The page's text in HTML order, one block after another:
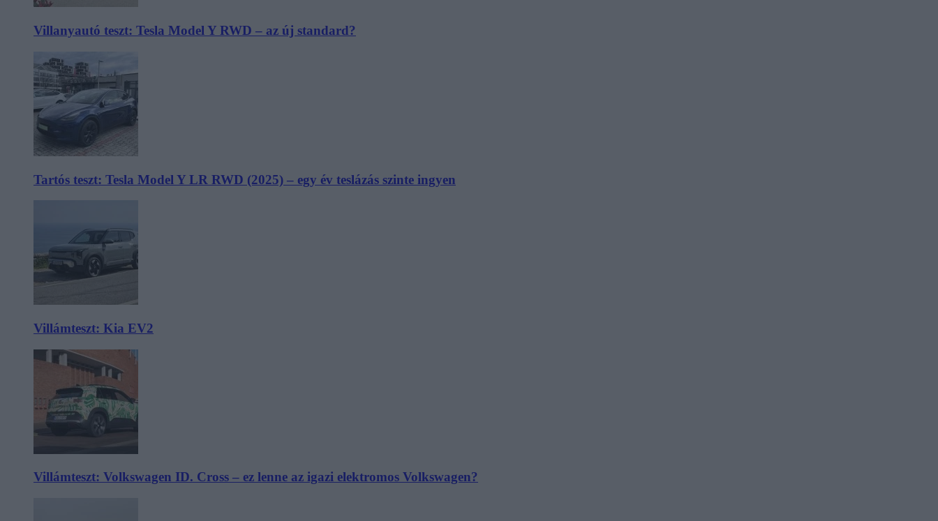
Villanyautó teszt: Tesla Model Y RWD – az új standard?
Tartós teszt: Tesla Model Y LR RWD (2025) – egy év teslázás szinte ingyen
Villámteszt: Kia EV2
Villámteszt: Volkswagen ID. Cross – ez lenne az igazi elektromos Volkswagen?